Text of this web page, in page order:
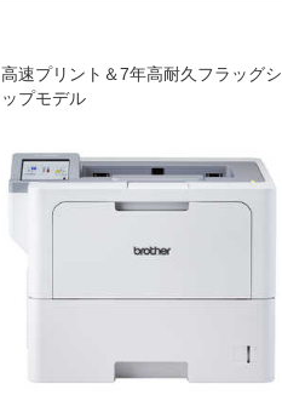
高速プリント＆7年高耐久フラッグシ
ップモデル